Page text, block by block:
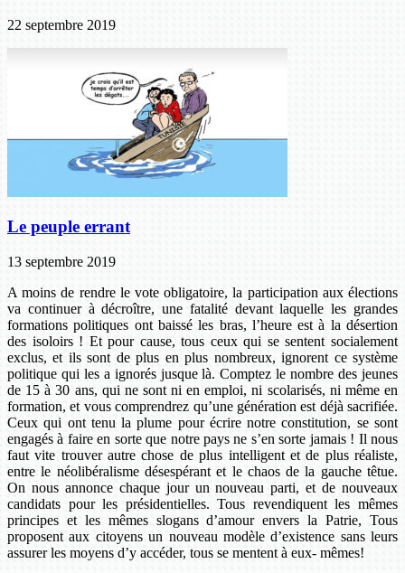
22 septembre 2019
Le peuple errant
13 septembre 2019
A moins de rendre le vote obligatoire, la participation aux élections
va continuer à décroître, une fatalité devant laquelle les grandes
formations politiques ont baissé les bras, l’heure est à la désertion
des isoloirs ! Et pour cause, tous ceux qui se sentent socialement
exclus, et ils sont de plus en plus nombreux, ignorent ce système
politique qui les a ignorés jusque là. Comptez le nombre des jeunes
de 15 à 30 ans, qui ne sont ni en emploi, ni scolarisés, ni même en
formation, et vous comprendrez qu’une génération est déjà sacrifiée.
Ceux qui ont tenu la plume pour écrire notre constitution, se sont
engagés à faire en sorte que notre pays ne s’en sorte jamais ! Il nous
faut vite trouver autre chose de plus intelligent et de plus réaliste,
entre le néolibéralisme désespérant et le chaos de la gauche têtue.
On nous annonce chaque jour un nouveau parti, et de nouveaux
candidats pour les présidentielles. Tous revendiquent les mêmes
principes et les mêmes slogans d’amour envers la Patrie, Tous
proposent aux citoyens un nouveau modèle d’existence sans leurs
assurer les moyens d’y accéder, tous se mentent à eux- mêmes!